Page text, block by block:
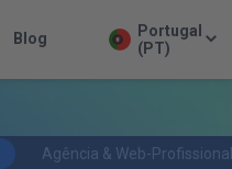
Blog
Portugal
(PT)
Agência & Web-Profissional